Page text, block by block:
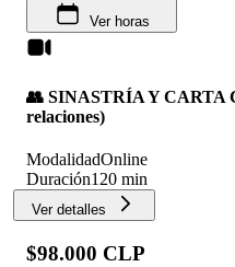
Ver horas
👥 SINASTRÍA Y CARTA
relaciones)
ModalidadOnline
Duración120 min
Ver detalles
$98.000 CLP